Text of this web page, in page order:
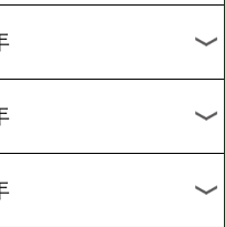
をリングサイ